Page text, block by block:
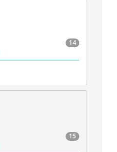
14
15